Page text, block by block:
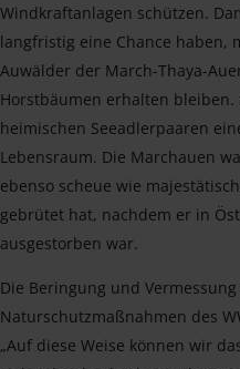
Windkraftanlagen schützen.
langfristig eine Chance haben,
Auwälder der March-Thaya-
Horstbäumen erhalten
heimischen Seeadlerpaaren
Lebensraum. Die Marchauen
ebenso scheue wie
gebrütet hat, nachdem er in
ausgestorben war.
Die Beringung und
Naturschutzmaßnahmen des
„Auf diese Weise können wir